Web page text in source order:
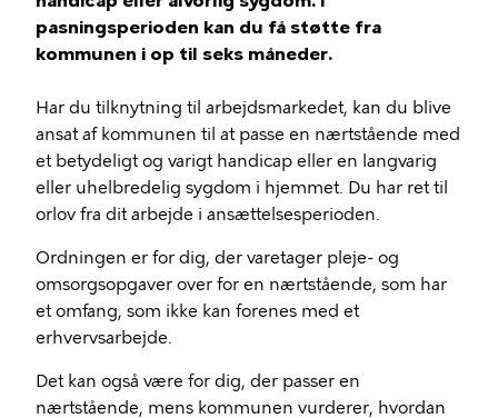
pasningsperioden kan du få støtte fra
kommunen i op til seks måneder.
Har du tilknytning til arbejdsmarkedet, kan du blive
ansat af kommunen til at passe en nærtstående med
et betydeligt og varigt handicap eller en langvarig
eller uhelbredelig sygdom i hjemmet. Du har ret til
orlov fra dit arbejde i ansættelsesperioden.
Ordningen er for dig, der varetager pleje- og
omsorgsopgaver over for en nærtstående, som har
et omfang, som ikke kan forenes med et
erhvervsarbejde.
Det kan også være for dig, der passer en
nærtstående, mens kommunen vurderer, hvordan